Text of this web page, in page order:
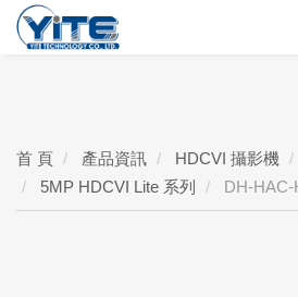
YITE Technology
首 頁 產品資訊 HDCVI 攝影機
5MP HDCVI Lite 系列
DH-HAC-